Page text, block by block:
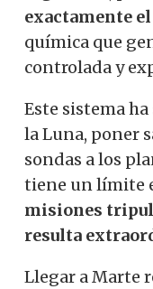
exactamente
química que
controlada y
Este sistema
la Luna, poner
sondas a los
tiene un límite
misiones
resulta
Llegar a Marte